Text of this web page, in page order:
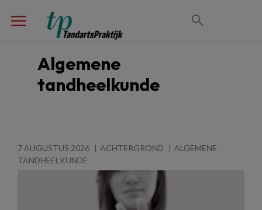
Algemene
tandheelkunde
7 AUGUSTUS 2026 ACHTERGROND
ALGEMENE
TANDHEELKUNDE